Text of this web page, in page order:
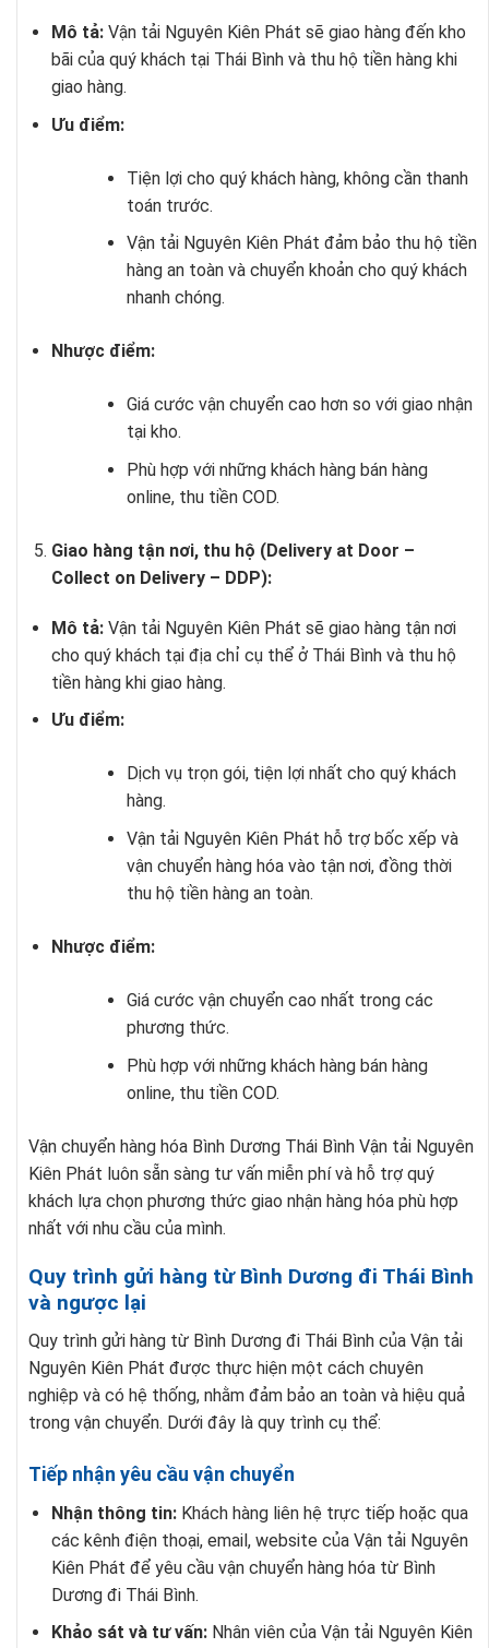
Mô tả:Vận tải Nguyên Kiên Phát sẽ giao hàng đến kho
bãi của quý khách tại Thái Bình và thu hộ tiền hàng khi
giao hàng.
Ưu điểm:
Tiện lợi cho quý khách hàng, không cần thanh
toán trước.
Vận tải Nguyên Kiên Phát đảm bảo thu hộ tiền
hàng an toàn và chuyển khoản cho quý khách
nhanh chóng.
Nhược điểm:
Giá cước vận chuyển cao hơn so với giao nhận
tại kho.
Phù hợp với những khách hàng bán hàng
online, thu tiền COD.
Giao hàng tận nơi, thu hộ (Delivery at Door –
Collect on Delivery – DDP):
Mô tả:Vận tải Nguyên Kiên Phát sẽ giao hàng tận nơi
cho quý khách tại địa chỉ cụ thể ở Thái Bình và thu hộ
tiền hàng khi giao hàng.
Ưu điểm:
Dịch vụ trọn gói, tiện lợi nhất cho quý khách
hàng.
Vận tải Nguyên Kiên Phát hỗ trợ bốc xếp và
vận chuyển hàng hóa vào tận nơi, đồng thời
thu hộ tiền hàng an toàn.
Nhược điểm:
Giá cước vận chuyển cao nhất trong các
phương thức.
Phù hợp với những khách hàng bán hàng
online, thu tiền COD.
Vận chuyển hàng hóa Bình Dương Thái Bình Vận tải Nguyên
Kiên Phát luôn sẵn sàng tư vấn miễn phí và hỗ trợ quý
khách lựa chọn phương thức giao nhận hàng hóa phù hợp
nhất với nhu cầu của mình.
Quy trình gửi hàng từ Bình Dương đi Thái Bình
và ngược lại
Quy trình gửi hàng từ Bình Dương đi Thái Bình của Vận tải
Nguyên Kiên Phát được thực hiện một cách chuyên
nghiệp và có hệ thống, nhằm đảm bảo an toàn và hiệu quả
trong vận chuyển. Dưới đây là quy trình cụ thể:
Tiếp nhận yêu cầu vận chuyển
Nhận thông tin:Khách hàng liên hệ trực tiếp hoặc qua
các kênh điện thoại, email, website của Vận tải Nguyên
Kiên Phát để yêu cầu vận chuyển hàng hóa từ Bình
Dương đi Thái Bình.
Khảo sát và tư vấn:Nhân viên của Vận tải Nguyên Kiên